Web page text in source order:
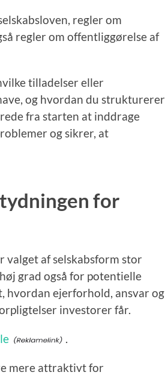
regler om
regler om offentliggørelse af
tilladelser eller
og hvordan du strukturerer
fra starten at inddrage
og sikrer, at
for
valget af selskabsform stor
grad også for potentielle
hvordan ejerforhold, ansvar og
investorer får.
mere attraktivt for